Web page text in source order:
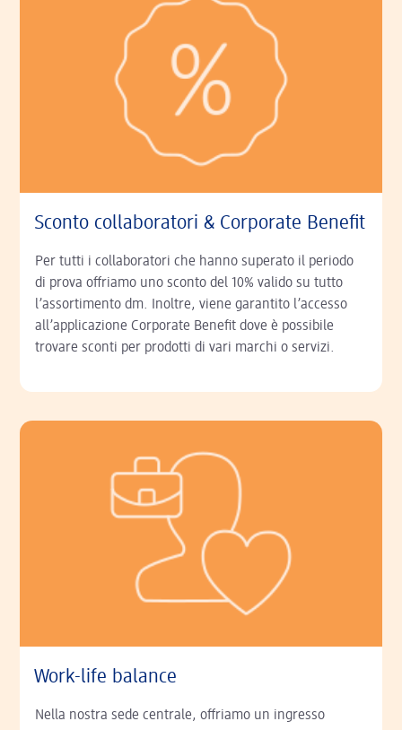
Sconto collaboratori & Corporate Benefit
Per tutti i collaboratori che hanno superato il periodo
di prova offriamo uno sconto del 10% valido su tutto
l’assortimento dm. Inoltre, viene garantito l’accesso
all’applicazione Corporate Benefit dove è possibile
trovare sconti per prodotti di vari marchi o servizi.
Work-life balance
Nella nostra sede centrale, offriamo un ingresso